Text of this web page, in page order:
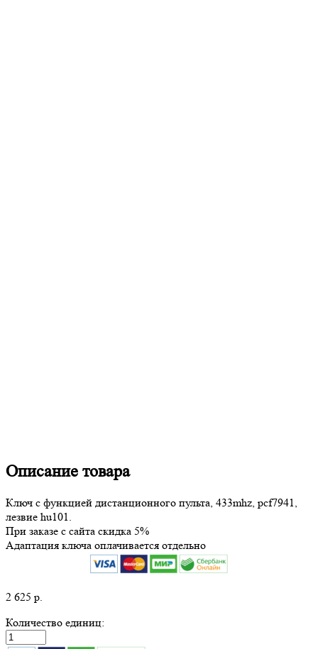
Описание товара
Ключ с функцией дистанционного пульта, 433mhz, pcf7941,
лезвие hu101.
При заказе с сайта скидка 5%
Адаптация ключа оплачивается отдельно
2 625р.
Количество единиц: